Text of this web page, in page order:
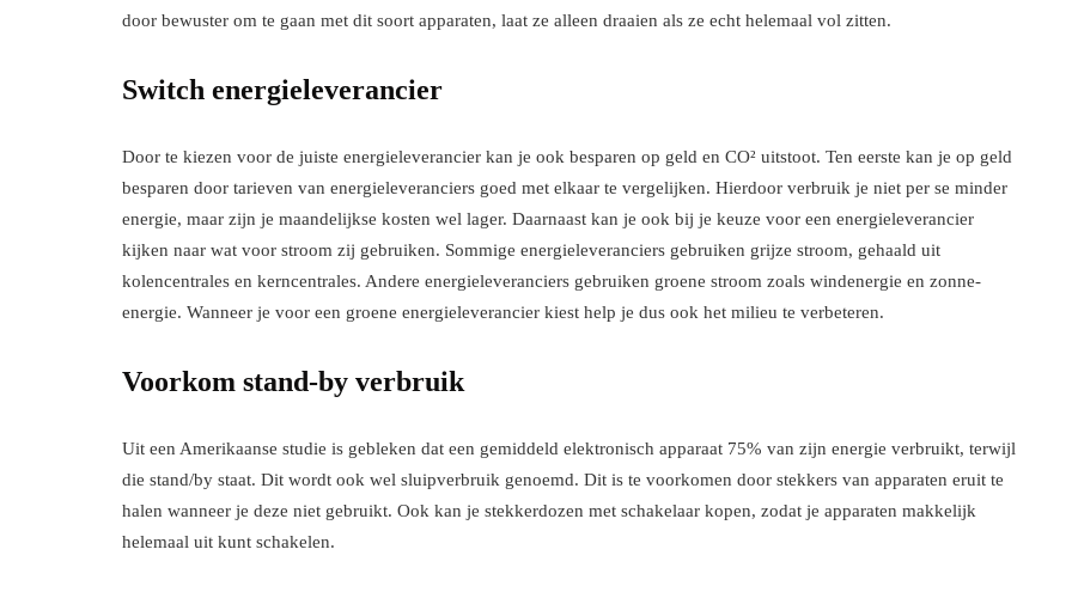
door bewuster om te gaan met dit soort apparaten, laat ze alleen draaien als ze echt helemaal vol zitten.
Switch energieleverancier
Door te kiezen voor de juiste energieleverancier kan je ook besparen op geld en CO² uitstoot. Ten eerste kan je op geld
besparen door tarieven van energieleveranciers goed met elkaar te vergelijken. Hierdoor verbruik je niet per se minder
energie, maar zijn je maandelijkse kosten wel lager. Daarnaast kan je ook bij je keuze voor een energieleverancier
kijken naar wat voor stroom zij gebruiken. Sommige energieleveranciers gebruiken grijze stroom, gehaald uit
kolencentrales en kerncentrales. Andere energieleveranciers gebruiken groene stroom zoals windenergie en zonne-
energie. Wanneer je voor een groene energieleverancier kiest help je dus ook het milieu te verbeteren.
Voorkom stand-by verbruik
Uit een Amerikaanse studie is gebleken dat een gemiddeld elektronisch apparaat 75% van zijn energie verbruikt, terwijl
die stand/by staat. Dit wordt ook wel sluipverbruik genoemd. Dit is te voorkomen door stekkers van apparaten eruit te
halen wanneer je deze niet gebruikt. Ook kan je stekkerdozen met schakelaar kopen, zodat je apparaten makkelijk
helemaal uit kunt schakelen.